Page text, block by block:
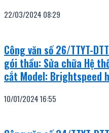
22/03/2024 08:29
Công văn số 26/TTYT-
gói thầu: Sửa chữa Hệ
cắt Model: Brightspeed
10/01/202416:55